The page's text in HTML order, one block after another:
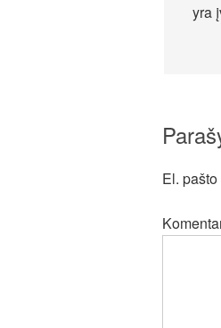
yra
El.